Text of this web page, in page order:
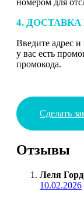
4.
Введите адрес и
у вас есть
промокода.
Сделать
Отзывы
Леля
10.02.2026